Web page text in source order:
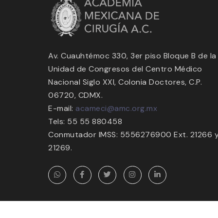
Av. Cuauhtémoc 330, 3er piso Bloque B de la
Unidad de Congresos del Centro Médico
Nacional Siglo XXI, Colonia Doctores, C.P.
06720, CDMX.
E-mail: acameci@amc.org.mx
Tels: 55 55 880458
Conmutador IMSS: 5556276900 Ext. 21266
21269.